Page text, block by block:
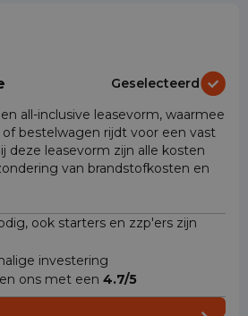
Geselecteerd
all-inclusive leasevorm, waarmee
bestelwagen rijdt voor een vast
deze leasevorm zijn alle kosten
van brandstofkosten en
ook starters en zzp'ers zijn
investering
ons met een 4.7/5